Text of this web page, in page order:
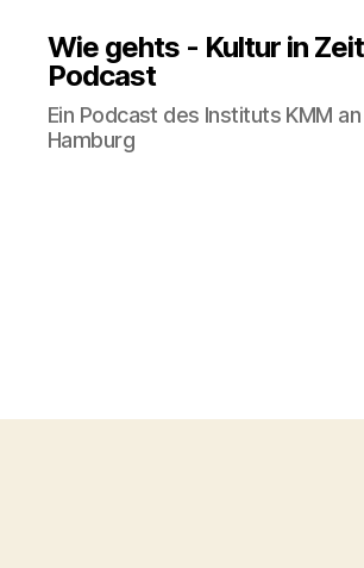
Wie gehts - Kultur in
Podcast
Ein Podcast des Instituts KMM
Hamburg